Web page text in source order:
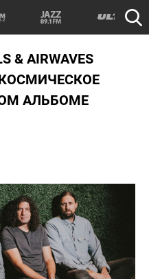
& AIRWAVES
АЛЬБОМЕ